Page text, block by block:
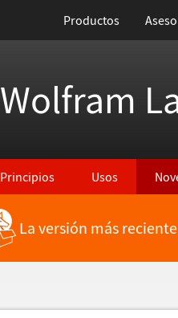
Productos
Wolfram
Principios Usos
La versión más